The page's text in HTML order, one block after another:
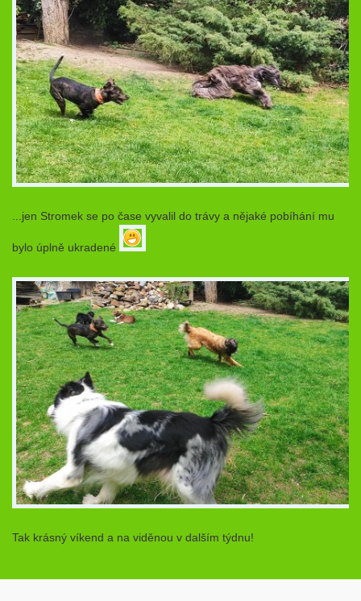
...jen Stromek se po čase vyvalil do trávy a nějaké pobíhání mu
bylo úplně ukradené
Tak krásný víkend a na viděnou v dalším týdnu!